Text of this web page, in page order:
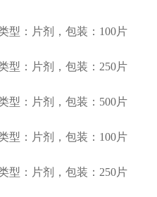
型：片剂，包装：100片
型：片剂，包装：250片
型：片剂，包装：500片
型：片剂，包装：100片
型：片剂，包装：250片